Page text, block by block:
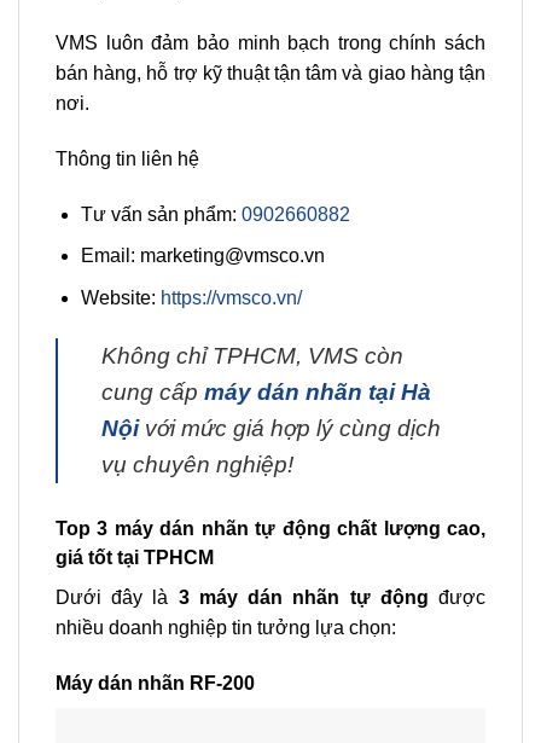
VMS luôn đảm bảo minh bạch trong chính sách
bán hàng, hỗ trợ kỹ thuật tận tâm và giao hàng tận
nơi.
Thông tin liên hệ
Tư vấn sản phẩm: 0902660882
Email: marketing@vmsco.vn
Website: https://vmsco.vn/
Không chỉ TPHCM, VMS còn
cung cấp máy dán nhãn tại Hà
Nộivới mức giá hợp lý cùng dịch
vụ chuyên nghiệp!
Top 3 máy dán nhãn tự động chất lượng cao,
giá tốt tại TPHCM
Dưới đây là 3 máy dán nhãn tự động được
nhiều doanh nghiệp tin tưởng lựa chọn:
Máy dán nhãn RF-200